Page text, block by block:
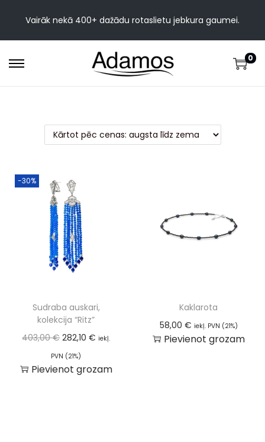
Vairāk nekā 400+ dažādu rotaslietu jebkura gaumei.
0
-30%
Sudraba auskari,
kolekcija “Ritz”
403,00€ 282,10€ iekļ.
PVN (21%)
Pievienot grozam
Kaklarota
58,00 € iekļ. PVN (21%)
Pievienot grozam